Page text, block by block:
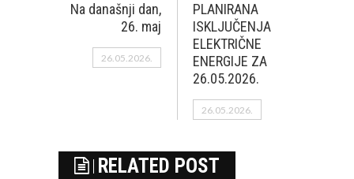
Na današnji dan,
26. maj
26.05.2026.
PLANIRANA
ISKLJUČENJA
ELEKTRIČNE
ENERGIJE ZA
26.05.2026.
26.05.2026.
RELATED POST